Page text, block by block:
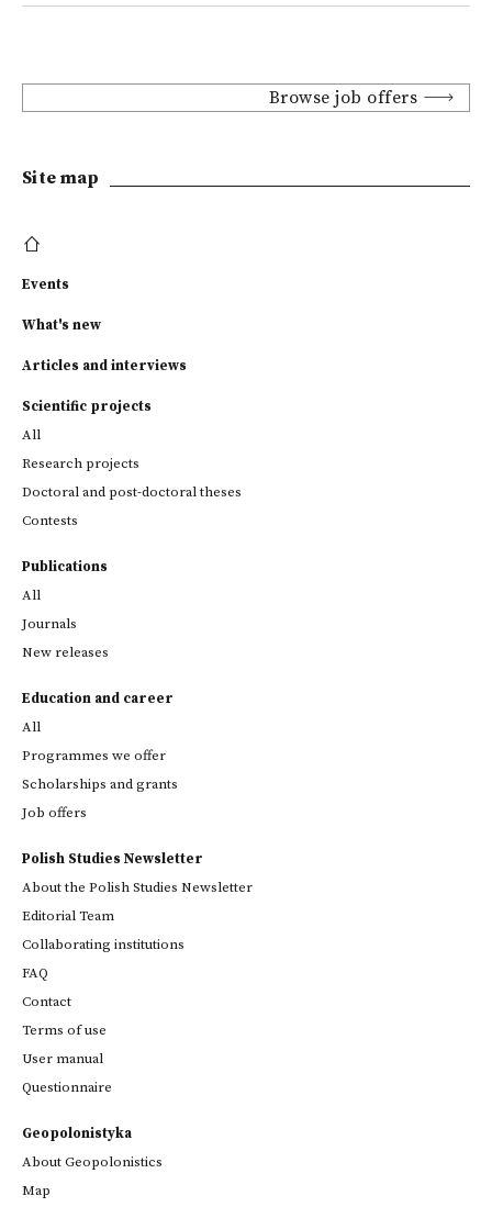
Browse job offers
Site map
Events
What's new
Articles and interviews
Scientific projects
All
Research projects
Doctoral and post-doctoral theses
Contests
Publications
All
Journals
New releases
Education and career
All
Programmes we offer
Scholarships and grants
Job offers
Polish Studies Newsletter
About the Polish Studies Newsletter
Editorial Team
Collaborating institutions
FAQ
Contact
Terms of use
User manual
Questionnaire
Geopolonistyka
About Geopolonistics
Map